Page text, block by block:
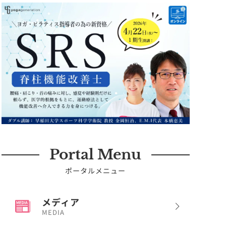
Portal Menu
ポータルメニュー
メディア
MEDIA